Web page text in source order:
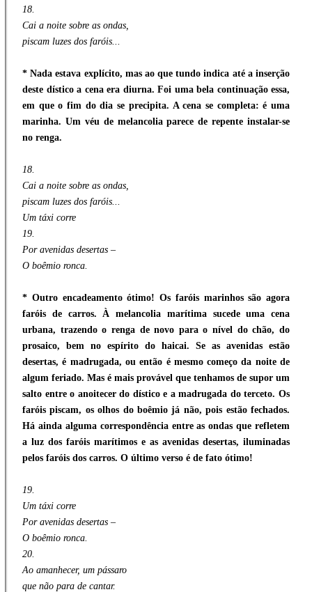
18.
Cai a noite sobre as ondas,
piscam luzes dos faróis...
* Nada estava explícito, mas ao que tundo indica até a inserção
deste dístico a cena era diurna. Foi uma bela continuação essa,
em que o fim do dia se precipita. A cena se completa: é uma
marinha. Um véu de melancolia parece de repente instalar-se
no renga.
18.
Cai a noite sobre as ondas,
piscam luzes dos faróis...
Um táxi corre
19.
Por avenidas desertas –
O boêmio ronca.
* Outro encadeamento ótimo! Os faróis marinhos são agora
faróis de carros. À melancolia marítima sucede uma cena
urbana, trazendo o renga de novo para o nível do chão, do
prosaico, bem no espírito do haicai. Se as avenidas estão
desertas, é madrugada, ou então é mesmo começo da noite de
algum feriado. Mas é mais provável que tenhamos de supor um
salto entre o anoitecer do dístico e a madrugada do terceto. Os
faróis piscam, os olhos do boêmio já não, pois estão fechados.
Há ainda alguma correspondência entre as ondas que refletem
a luz dos faróis marítimos e as avenidas desertas, iluminadas
pelos faróis dos carros. O último verso é de fato ótimo!
19.
Um táxi corre
Por avenidas desertas –
O boêmio ronca.
20.
Ao amanhecer, um pássaro
que não para de cantar.